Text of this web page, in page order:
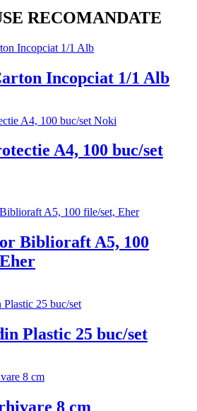
RECOMANDATE
Incopciat 1/1 Alb
A4, 100 buc/set
Biblioraft A5, 100
Plastic 25 buc/set
8 cm